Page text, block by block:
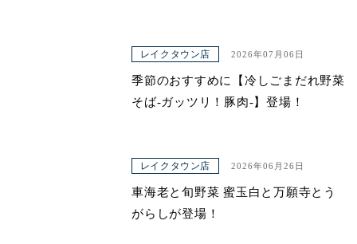
レイクタウン店 2026年07月06日
季節のおすすめに【冷しごまだれ野菜
そば-ガッツリ！豚肉-】登場！
レイクタウン店 2026年06月26日
車海老と旬野菜 蜜玉白と万願寺とう
がらしが登場！